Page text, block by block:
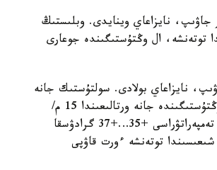
جاۋىپ، نايزاعاي وينايدى. وبلىستىڭ
توتەنشە، ال وڭتۇستىگىندە جوعارى
نايزاعاي بولادى. سولتۇستىك جانە
سولتۇستىك- شىعىستان سوعاتىن جەلدىڭ ەكپىنى وبلىستىڭ باتىسىندا، وڭتۇستىگىندە جانە ورتالىعىندا 15 م/
س- قا دەيىن جەتەدى. كۇندىز وبلىستىڭ وڭتۇستىگى مەن شىعىسىندا اۋا تەمپەراتۋراسى +35…+37 گرادۋسقا
توتەنشە ءورت قاۋپى